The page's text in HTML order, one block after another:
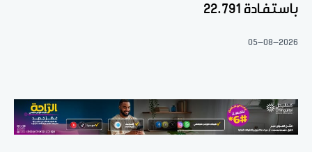
باستفادة 22.791
05-08-2026